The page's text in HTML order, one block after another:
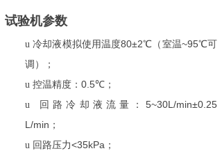
试验机参数
u 冷却液模拟使用温度80±2℃ （室温~95℃可
调 ）
；
u 控温精度： 0.5℃ ；
u
回路冷却液流量：5~30L/min±0.25
L/min ；
u 回路压力<35kPa ；